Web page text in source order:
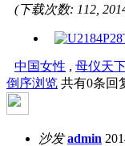
(下载次数: 112,
中国女性 , 母仪天
倒序浏览 共有0条回
沙发 admin